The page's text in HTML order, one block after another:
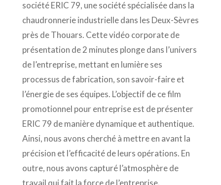
société ERIC 79, une société spécialisée dans la
chaudronnerie industrielle dans les Deux-Sèvres
près de Thouars. Cette vidéo corporate de
présentation de 2 minutes plonge dans l’univers
de l’entreprise, mettant en lumière ses
processus de fabrication, son savoir-faire et
l’énergie de ses équipes. L’objectif de ce film
promotionnel pour entreprise est de présenter
ERIC 79 de manière dynamique et authentique.
Ainsi, nous avons cherché à mettre en avant la
précision et l’efficacité de leurs opérations. En
outre, nous avons capturé l’atmosphère de
travail qui fait la force de l’entreprise.